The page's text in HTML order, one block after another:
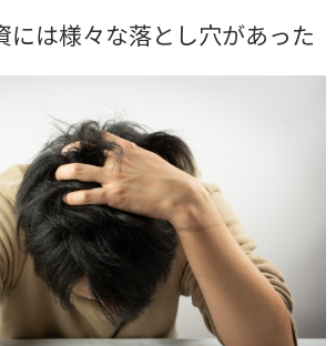
には様々な落とし穴があった